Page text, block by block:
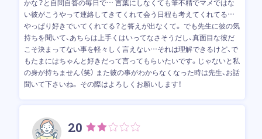
かな？と自問自答の毎日で… 言葉にしなくても筆不精でマメではな
い彼がこうやって連絡してきてくれて会う日程も考えてくれてる…
やっぱり好きでいてくれてる？と答えが出なくて。 でも先生に彼の気
持ちを聞いて、あちらは上手くはいってなさそうだし、真面目な彼だ
こそ決まってない事を軽々しく言えない…それは理解できるけど、で
もたまにはちゃんと好きだって言ってもらいたいです。じゃないと私
の身が持ちません（笑） また彼の事がわからなくなった時は先生、お話
聞いて下さいね。 その際はよろしくお願いします！
2.0